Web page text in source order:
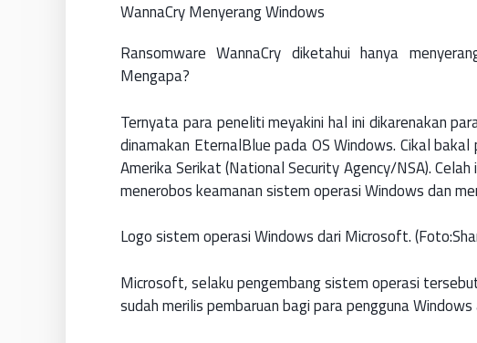
WannaCry Menyerang Windows
Ransomware WannaCry diketahui hanya
Mengapa?
Ternyata para peneliti meyakini hal ini dikarenakan
dinamakan EternalBlue pada OS Windows. Cikal
Amerika Serikat (National Security Agency/NSA).
menerobos keamanan sistem operasi Windows dan
Logo sistem operasi Windows dari Microsoft.
Microsoft, selaku pengembang sistem operasi
sudah merilis pembaruan bagi para pengguna